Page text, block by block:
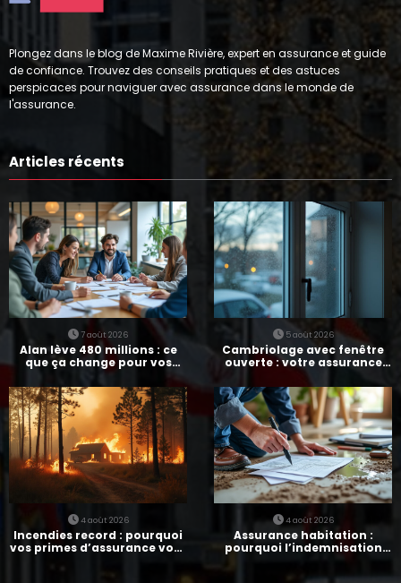
Plongez dans le blog de Maxime Rivière, expert en assurance et guide
de confiance. Trouvez des conseils pratiques et des astuces
perspicaces pour naviguer avec assurance dans le monde de
l'assurance.
Articles récents
7 août 2026
Alan lève 480 millions : ce
que ça change pour vos
assurances
5 août 2026
Cambriolage avec fenêtre
ouverte : votre assurance
paie-t-elle ?
4 août 2026
Incendies record : pourquoi
vos primes d’assurance vont
4 août 2026
Assurance habitation :
pourquoi l’indemnisation
prend parfois 7 mois